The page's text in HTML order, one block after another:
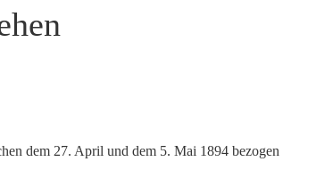
dem 27. April und dem 5. Mai 1894 bezogen